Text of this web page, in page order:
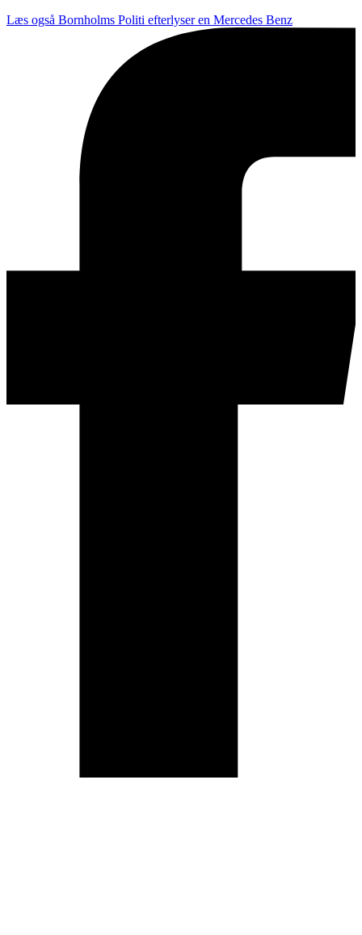
Læs også Bornholms Politi efterlyser en Mercedes Benz